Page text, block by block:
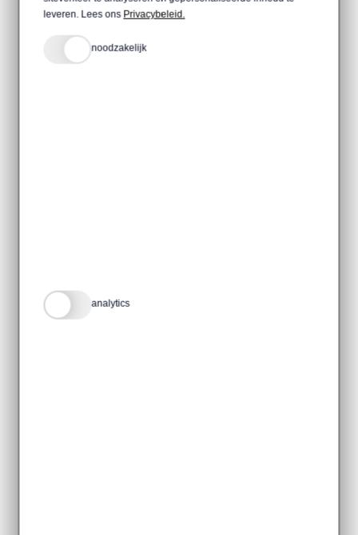
leveren. Lees ons Privacybeleid.
noodzakelijk
analytics